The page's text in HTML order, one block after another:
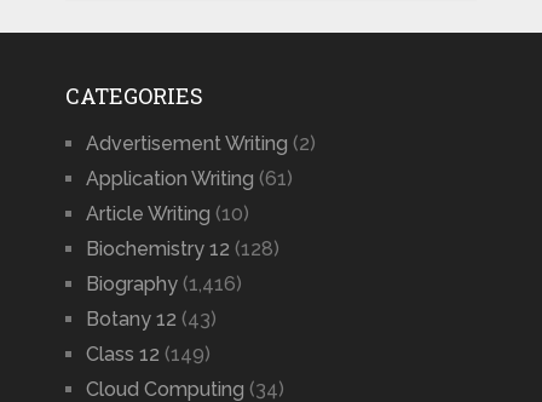
CATEGORIES
Advertisement Writing (2)
Application Writing (61)
Article Writing (10)
Biochemistry 12 (128)
Biography(1,416)
Botany 12 (43)
Class 12 (149)
Cloud Computing (34)